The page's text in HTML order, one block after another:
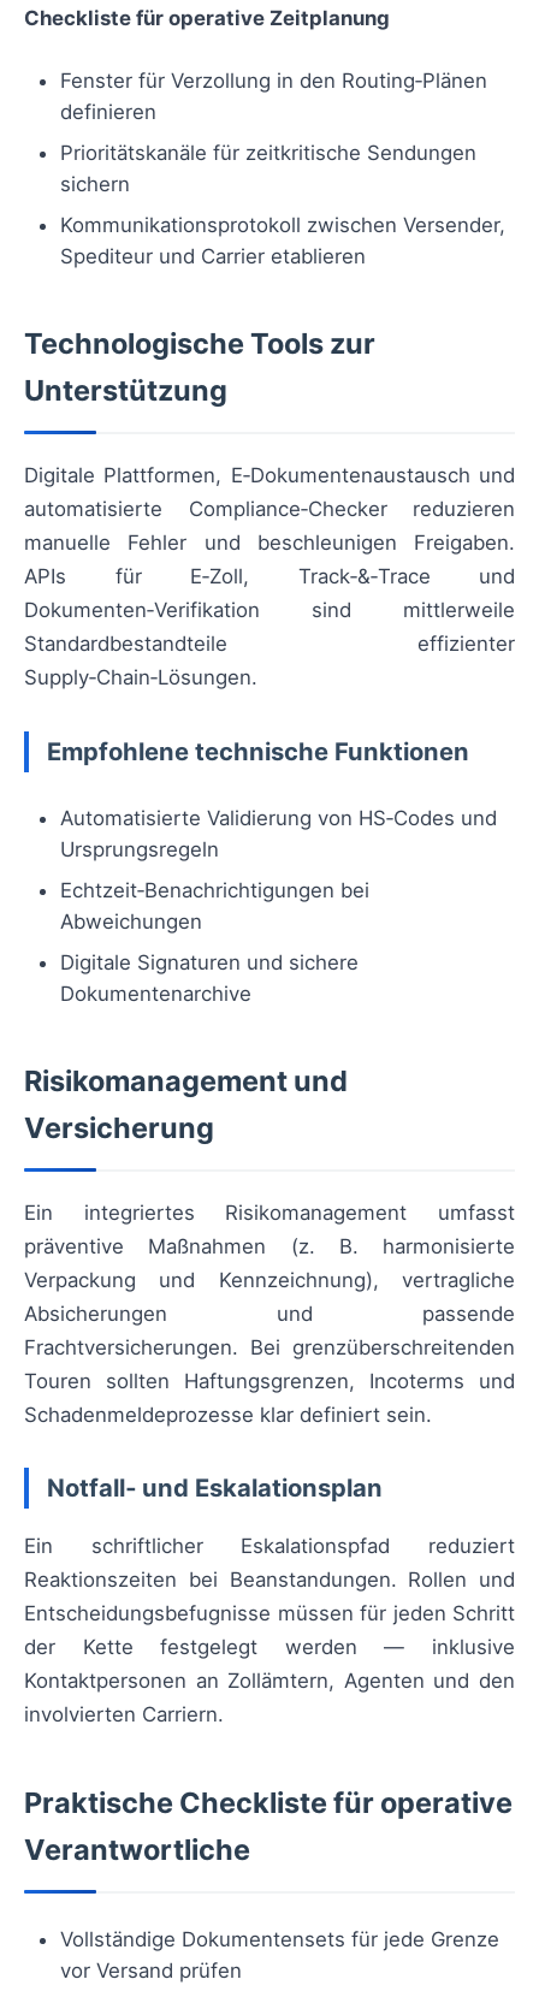
Checkliste für operative Zeitplanung
Fenster für Verzollung in den Routing‑Plänen
definieren
Prioritätskanäle für zeitkritische Sendungen
sichern
Kommunikationsprotokoll zwischen Versender,
Spediteur und Carrier etablieren
Technologische Tools zur
Unterstützung
Digitale Plattformen, E‑Dokumentenaustausch und
automatisierte Compliance‑Checker reduzieren
manuelle Fehler und beschleunigen Freigaben.
APIs für E‑Zoll, Track‑&‑Trace und
Dokumenten‑Verifikation sind mittlerweile
Standardbestandteile effizienter
Supply‑Chain‑Lösungen.
Empfohlene technische Funktionen
Automatisierte Validierung von HS‑Codes und
Ursprungsregeln
Echtzeit‑Benachrichtigungen bei
Abweichungen
Digitale Signaturen und sichere
Dokumentenarchive
Risikomanagement und
Versicherung
Ein integriertes Risikomanagement umfasst
präventive Maßnahmen (z. B. harmonisierte
Verpackung und Kennzeichnung), vertragliche
Absicherungen und passende
Frachtversicherungen. Bei grenzüberschreitenden
Touren sollten Haftungsgrenzen, Incoterms und
Schadenmeldeprozesse klar definiert sein.
Notfall‑ und Eskalationsplan
Ein schriftlicher Eskalationspfad reduziert
Reaktionszeiten bei Beanstandungen. Rollen und
Entscheidungsbefugnisse müssen für jeden Schritt
der Kette festgelegt werden — inklusive
Kontaktpersonen an Zollämtern, Agenten und den
involvierten Carriern.
Praktische Checkliste für operative
Verantwortliche
Vollständige Dokumentensets für jede Grenze
vor Versand prüfen